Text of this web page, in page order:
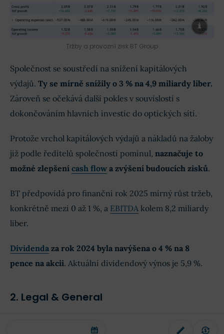
Tržby a provozní zisk BT Group
Společnost se soustředí na snížení kapitálových
výdajů. Ty se mírně snížily o 3 % na 4,9 miliardy liber.
Zároveň se očekává další pokles v souvislosti s
dokončováním hlavních investic do optických sítí.
Protože vrchol kapitálových výdajů a nákladů na žaloby
již podle ředitelů společnosti pominul, naznačuje to
možné zlepšení cash flow a zvýšení budoucích zisků.
BT předpovídá pro finanční rok 2025 mírný růst tržeb,
konkrétně mezi 0 až 1 %, a EBITDA kolem 8,2 miliardy
liber.
Dividenda za rok 2024 byla navýšena o 4 % na 8
pence na akcii. Aktuální dividendový výnos je 5,9 %.
2. Legal & General